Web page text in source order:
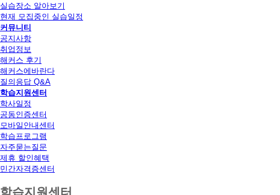
실습장소 알아보기
현재 모집중인 실습일정
커뮤니티
공지사항
취업정보
해커스 후기
해커스에바란다
질의응답 Q&A
학습지원센터
학사일정
공동인증센터
모바일안내센터
학습프로그램
자주묻는질문
제휴 할인혜택
민간자격증센터
학습지원센터